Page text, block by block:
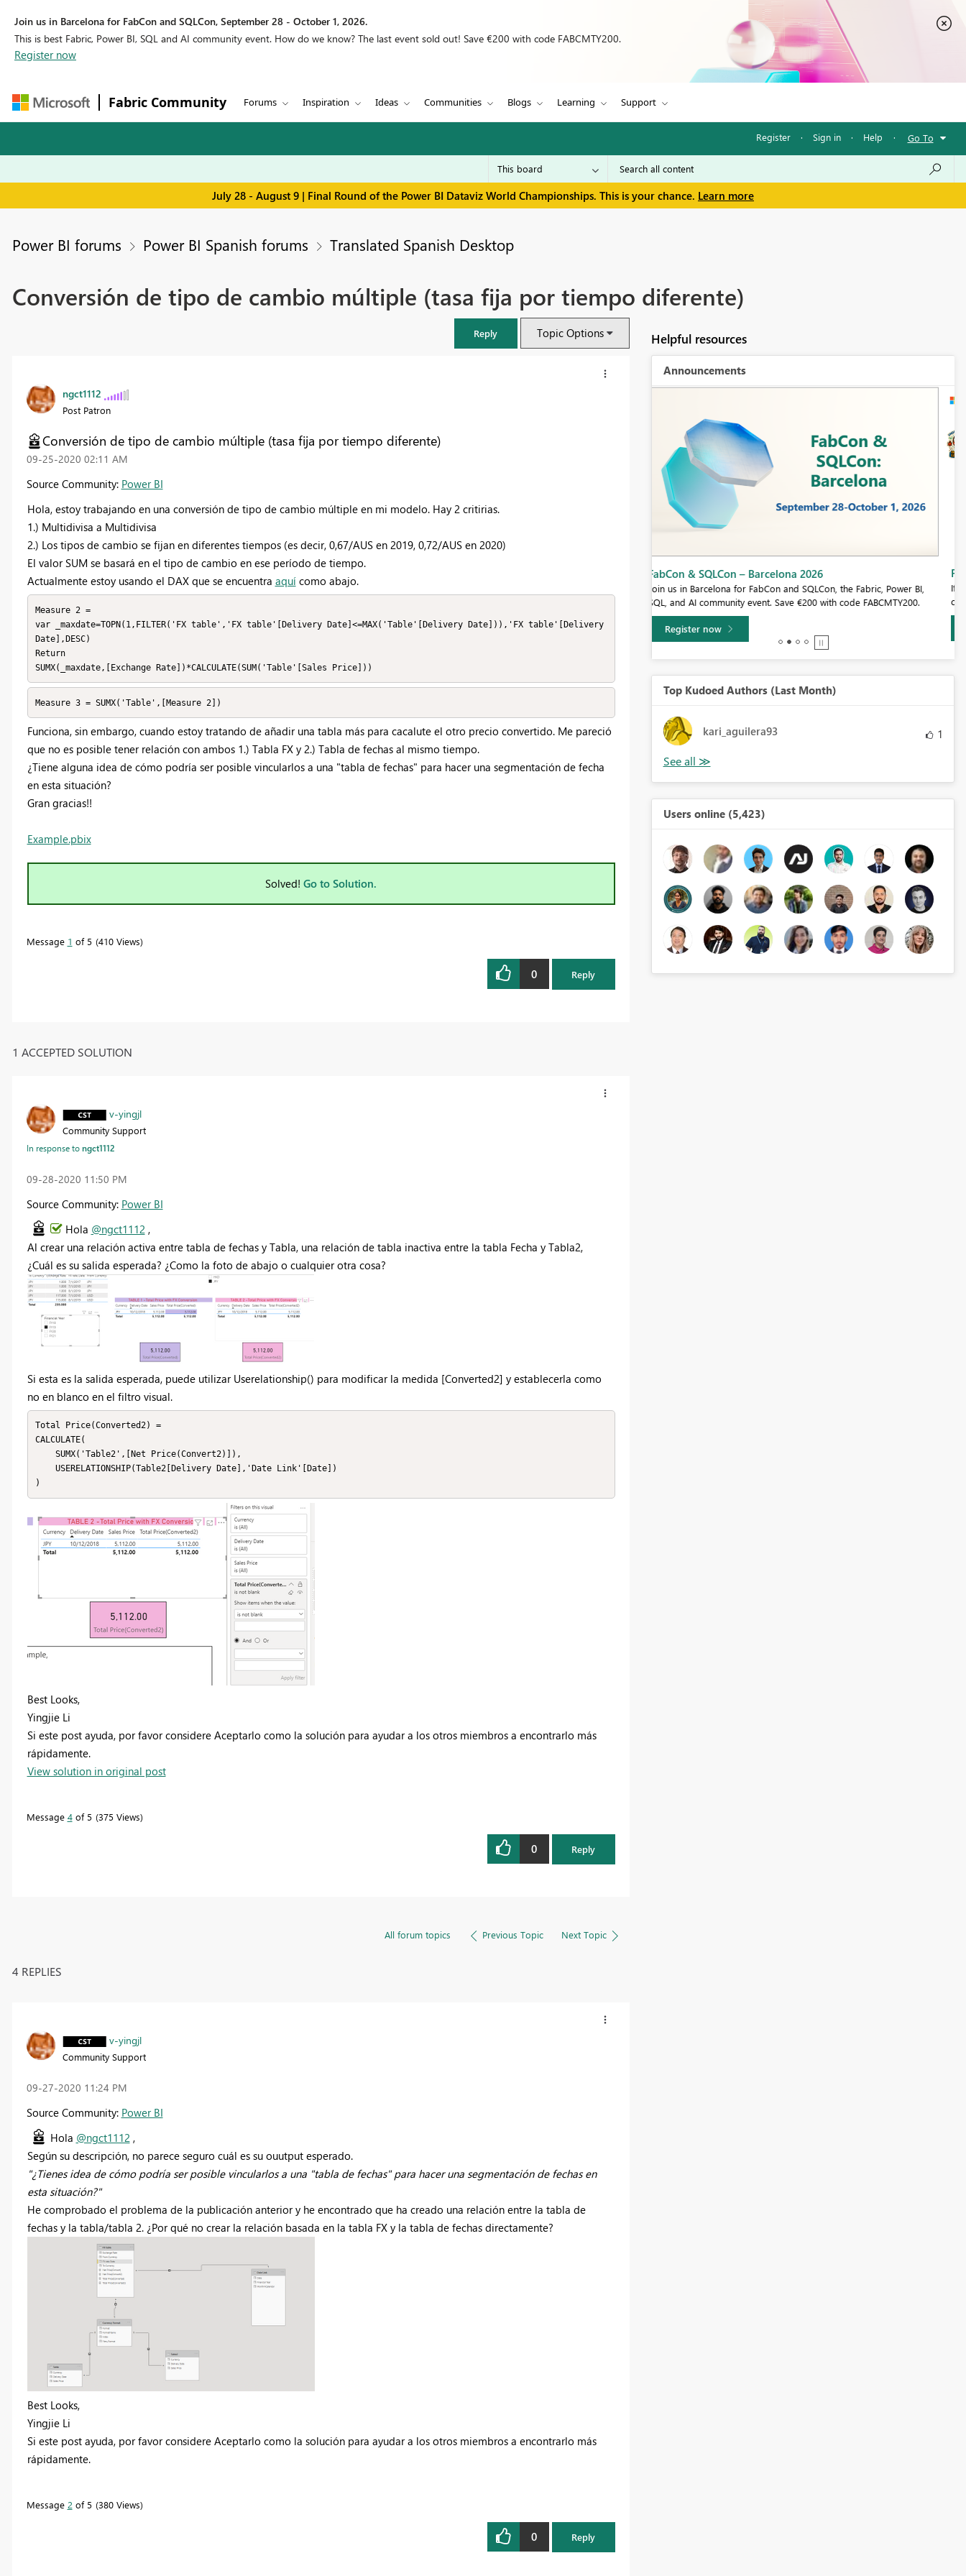
Join us in Barcelona for FabCon and SQLCon, September 28 - October 1, 2026.
This is best Fabric, Power BI, SQL and AI community event. How do we know? The last event sold out! Save €200 with code FABCMTY200.
Register now
Fabric Community Forums Inspiration Ideas Communities Blogs Learning Support
Register · Sign in · Help · Go To
July 28 - August 9 | Final Round of the Power BI Dataviz World Championships. This is your chance. Learn more
Power BI forums Power BI Spanish forums Translated Spanish Desktop
Conversión de tipo de cambio múltiple (tasa fija por tiempo diferente)
Reply Topic Options
ngct1112
Post Patron
Conversión de tipo de cambio múltiple (tasa fija por tiempo diferente)
‎09-25-2020 02:11 AM
Source Community: Power BI
Hola, estoy trabajando en una conversión de tipo de cambio múltiple en mi modelo. Hay 2 critirias.
1.) Multidivisa a Multidivisa
2.) Los tipos de cambio se fijan en diferentes tiempos (es decir, 0,67/AUS en 2019, 0,72/AUS en 2020)
El valor SUM se basará en el tipo de cambio en ese período de tiempo.
Actualmente estoy usando el DAX que se encuentra aquícomo abajo.
Measure 2 =
var _maxdate=TOPN(1,FILTER('FX table','FX table'[Delivery Date]<=MAX('Table'[Delivery Date])),'FX table'[Delivery
Date],DESC)
Return
SUMX(_maxdate,[Exchange Rate])*CALCULATE(SUM('Table'[Sales Price]))
Measure 3 = SUMX('Table',[Measure 2])
Funciona, sin embargo, cuando estoy tratando de añadir una tabla más para cacalute el otro precio convertido. Me pareció
que no es posible tener relación con ambos 1.) Tabla FX y 2.) Tabla de fechas al mismo tiempo.
¿Tiene alguna idea de cómo podría ser posible vincularlos a una "tabla de fechas" para hacer una segmentación de fecha
en esta situación?
Gran gracias!!
Example.pbix
Solved! Go to Solution.
Message 1 of 5 410 Views
0 Reply
1 ACCEPTED SOLUTION
v-yingjl
Community Support
In response tongct1112
‎09-28-2020 11:50 PM
Source Community: Power BI
Hola @ngct1112 ,
Al crear una relación activa entre tabla de fechas y Tabla, una relación de tabla inactiva entre la tabla Fecha y Tabla2,
¿Cuál es su salida esperada? ¿Como la foto de abajo o cualquier otra cosa?
Si esta es la salida esperada, puede utilizar Userelationship() para modificar la medida [Converted2] y establecerla como
no en blanco en el filtro visual.
Total Price(Converted2) =
CALCULATE(
)
Best Looks,
Yingjie Li
Si este post ayuda, por favor considere Aceptarlo como la solución para ayudar a los otros miembros a encontrarlo más
rápidamente.
View solution in original post
Message 4of 5 375 Views
0 Reply
All forum topics Previous Topic Next Topic
4 REPLIES
v-yingjl
Community Support
‎09-27-2020 11:24 PM
Source Community: Power BI
Hola @ngct1112 ,
Según su descripción, no parece seguro cuál es su ouutput esperado.
"¿Tienes idea de cómo podría ser posible vincularlos a una "tabla de fechas" para hacer una segmentación de fechas en
esta situación?"
He comprobado el problema de la publicación anterior y he encontrado que ha creado una relación entre la tabla de
fechas y la tabla/tabla 2. ¿Por qué no crear la relación basada en la tabla FX y la tabla de fechas directamente?
Best Looks,
Yingjie Li
Si este post ayuda, por favor considere Aceptarlo como la solución para ayudar a los otros miembros a encontrarlo más
rápidamente.
Message 2 of 5 380 Views
0 Reply
Helpful resources
Announcements
Register now
Fabric Community Sticker Challenge - Barcelona 2026
If you love stickers, then you will definitely want to check out our
community sticker challenge, Barcelona edition!
Learn more
Top Kudoed Authors (Last Month)
kari_aguilera93 1
Users online (5,423)